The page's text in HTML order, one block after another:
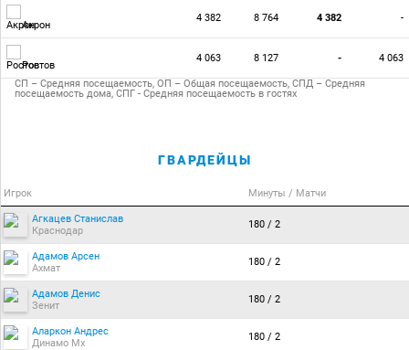
Акрон
4 382 8 764 4 382 -
Ростов
4 063 8 127 - 4 063
СП – Средняя посещаемость, ОП – Общая посещаемость, СПД – Средняя
посещаемость дома, СПГ - Средняя посещаемость в гостях
ГВАРДЕЙЦЫ
Игрок Минуты / Матчи
Агкацев Станислав
Краснодар
180 / 2
Адамов Арсен
Ахмат
180 / 2
Адамов Денис
Зенит
180 / 2
Аларкон Андрес
Динамо Мх
180 / 2